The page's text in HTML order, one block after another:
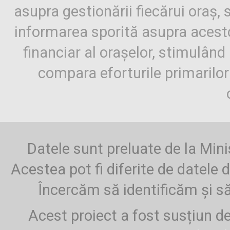
asupra gestionării fiecărui oraș,
informarea sporită asupra
financiar al orașelor,
compara eforturile
Datele sunt preluate de la
Acestea pot fi diferite de datele
Încercăm să identificăm și
Acest proiect a fost susțiun